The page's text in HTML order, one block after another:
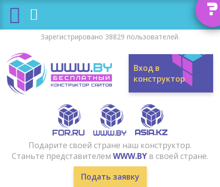
?
Зарегистрировано 38829 пользователей.
Вход в
конструктор
Подарите своей стране наш конструктор.
Станьте представителем WWW.BY в своей стране.
Подать заявку